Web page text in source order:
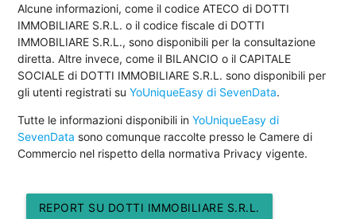
Alcune informazioni, come il codice ATECO di DOTTI
IMMOBILIARE S.R.L. o il codice fiscale di DOTTI
IMMOBILIARE S.R.L., sono disponibili per la consultazione
diretta. Altre invece, come il BILANCIO o il CAPITALE
SOCIALE di DOTTI IMMOBILIARE S.R.L. sono disponibili per
gli utenti registrati suYoUniqueEasy di SevenData.
Tutte le informazioni disponibili inYoUniqueEasy di
SevenData sono comunque raccolte presso le Camere di
Commercio nel rispetto della normativa Privacy vigente.
REPORT SU DOTTI IMMOBILIARE S.R.L.